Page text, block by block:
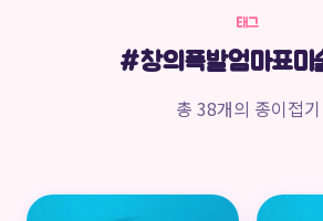
태그
#창의폭발엄마표미
총 38개의 종이접기